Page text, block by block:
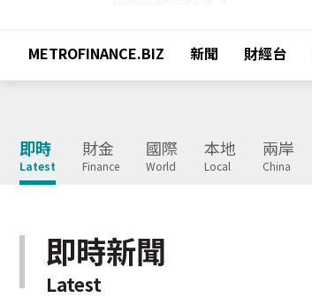
METROFINANCE.BIZ 新聞 財經台
即時
Latest
財金
Finance
國際
World
本地
Local
兩岸
China
即時新聞
Latest